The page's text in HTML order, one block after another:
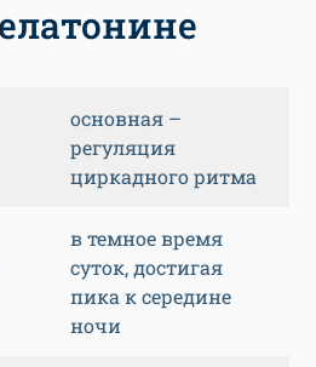
основная –
регуляция
циркадного ритма
в темное время
суток, достигая
пика к середине
ночи